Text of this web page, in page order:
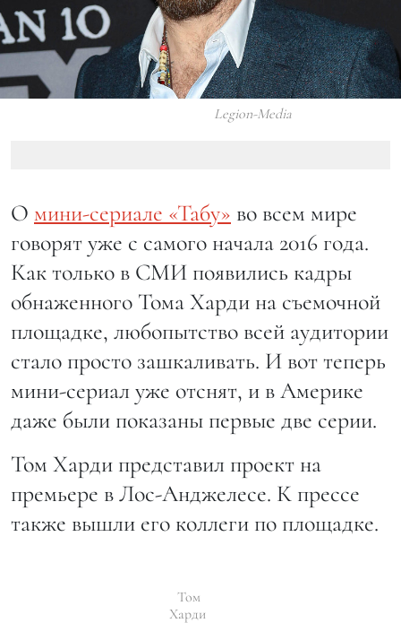
Legion-Media
О мини-сериале «Табу» во всем мире
говорят уже с самого начала 2016 года.
Как только в СМИ появились кадры
обнаженного Тома Харди на съемочной
площадке, любопытство всей аудитории
стало просто зашкаливать. И вот теперь
мини-сериал уже отснят, и в Америке
даже были показаны первые две серии.
Том Харди представил проект на
премьере в Лос-Анджелесе. К прессе
также вышли его коллеги по площадке.
Том
Харди